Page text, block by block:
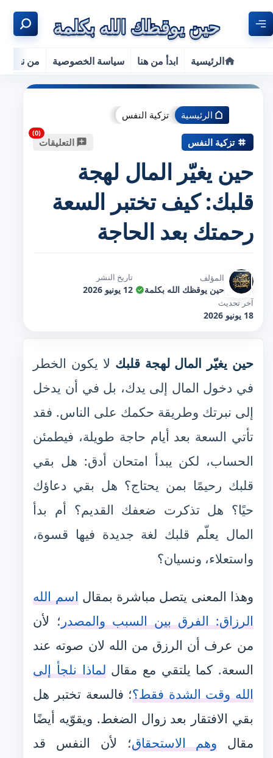
الرئيسية ابدأ من هنا سياسة الخصوصية من نحن
الرئيسية تزكية النفس
تزكية النفس التعليقات
حين يغيّر المال لهجة
قلبك: كيف تختبر السعة
رحمتك بعد الحاجة
المؤلف
حين يوقظك الله بكلمة
تاريخ النشر
12 يونيو 2026
آخر تحديث
18 يونيو 2026
حين يغيّر المال لهجة قلبك لا يكون الخطر
في دخول المال إلى يدك، بل في أن يدخل
إلى نبرتك وطريقة حكمك على الناس. فقد
تأتي السعة بعد أيام حاجة طويلة، فيطمئن
الحساب، لكن يبدأ امتحان أدق: هل بقي
قلبك رحيمًا بمن يحتاج؟ هل بقي دعاؤك
حيًا؟ هل تذكرت ضعفك القديم؟ أم بدأ
المال يعلّم قلبك لغة جديدة فيها قسوة،
واستعلاء، ونسيان؟
وهذا المعنى يتصل مباشرة بمقالاسم الله
الرزاق: الفرق بين السبب والمصدر؛ لأن
من عرف أن الرزق من الله لان صوته عند
السعة. كما يلتقي مع مقاللماذا نلجأ إلى
الله وقت الشدة فقط؟؛ فالسعة تختبر هل
بقي الافتقار بعد زوال الضغط. ويقوّيه أيضًا
مقال وهم الاستحقاق؛ لأن النفس قد